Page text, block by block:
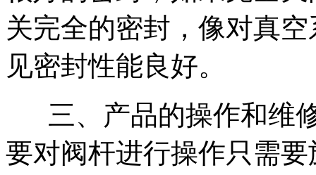
关完全的密封，像对真
见密封性能良好。
三、产品的操作和维
要对阀杆进行操作只需